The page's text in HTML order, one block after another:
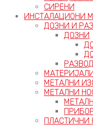
СИРЕНИ
ИНСТАЛАЦИОНИ
ДОЗНИ И
ДОЗНИ
МЕТАЛНИ
МЕТАЛНИ
ПЛАСТИЧНИ